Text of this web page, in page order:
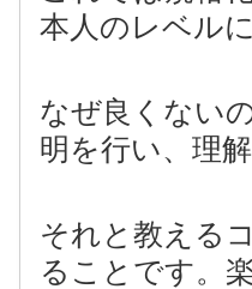
本人のレベル
なぜ良くない
明を行い、理
それと教える
ることです。